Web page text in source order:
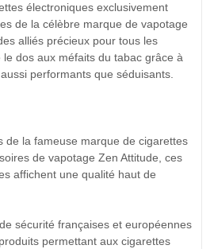
électroniques exclusivement
de la célèbre marque de vapotage
alliés précieux pour tous les
dos aux méfaits du tabac grâce à
performants que séduisants.
de la fameuse marque de cigarettes
de vapotage Zen Attitude, ces
affichent une qualité haut de
sécurité françaises et européennes
permettant aux cigarettes